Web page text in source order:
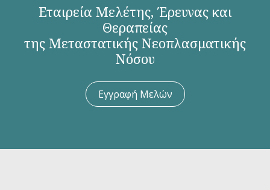
Εταιρεία Μελέτης, Έρευνας και
Θεραπείας
της Μεταστατικής Νεοπλασματικής
Νόσου
Εγγραφή Μελών